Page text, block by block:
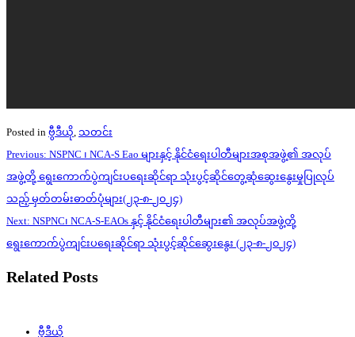
Posted in ဗွီဒီယို, သတင်း
Post
navigation
Previous: NSPNC ၊ NCA-S Eao များနှင့် နိုင်ငံရေးပါတီများအစုအဖွဲ့၏ အလုပ်
အဖွဲ့တို့ ရွေးကောက်ပွဲကျင်းပရေးဆိုင်ရာ သုံးပွင့်ဆိုင်တွေ့ဆုံဆွေးနွေးမှုပြုလုပ်
သည့် မှတ်တမ်းဓာတ်ပုံများ(၂၃-၈-၂၀၂၄)
Next: NSPNC၊ NCA-S-EAOs နှင့် နိုင်ငံရေးပါတီများ၏ အလုပ်အဖွဲ့တို့
ရွေးကောက်ပွဲကျင်းပရေးဆိုင်ရာ သုံးပွင့်ဆိုင်ဆွေးနွေး (၂၃-၈-၂၀၂၄)
Related Posts
ဗွီဒီယို